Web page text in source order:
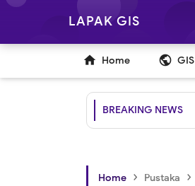
LAPAK GIS
 Home public GIS
BREAKING NEWS
Home › Pustaka ›